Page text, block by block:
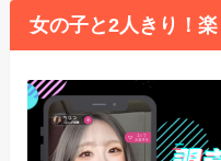
女の子と2人きり！楽